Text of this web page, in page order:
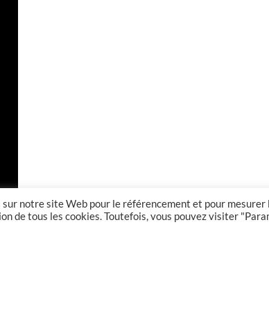
sur notre site Web pour le référencement et pour
de tous les cookies. Toutefois, vous pouvez visiter